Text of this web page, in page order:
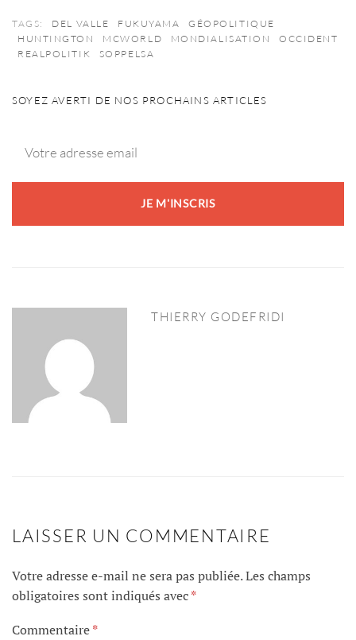
TAGS: DEL VALLE FUKUYAMA
GÉOPOLITIQUE
HUNTINGTON
MCWORLD MONDIALISATION
OCCIDENT
REALPOLITIK
SOPPELSA
SOYEZ AVERTI DE NOS PROCHAINS ARTICLES
THIERRY GODEFRIDI
LAISSER UN COMMENTAIRE
Votre adresse e-mail ne sera pas publiée.Les champs
obligatoires sont indiqués avec*
Commentaire*